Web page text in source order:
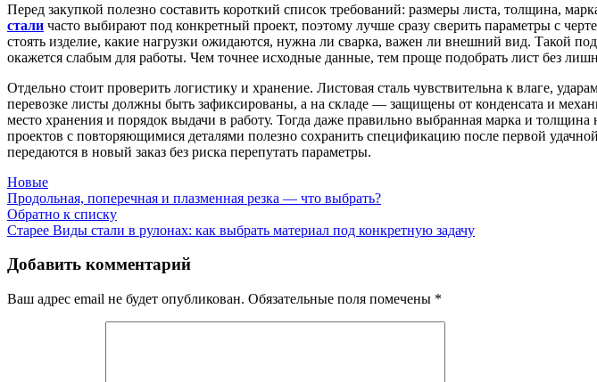
Перед закупкой полезно составить короткий список требований: размеры листа, толщина,
стали часто выбирают под конкретный проект, поэтому лучше сразу сверить параметры с
стоять изделие, какие нагрузки ожидаются, нужна ли сварка, важен ли внешний вид. Такой
окажется слабым для работы. Чем точнее исходные данные, тем проще подобрать лист без
Отдельно стоит проверить логистику и хранение. Листовая сталь чувствительна к влаге,
перевозке листы должны быть зафиксированы, а на складе — защищены от конденсата и
место хранения и порядок выдачи в работу. Тогда даже правильно выбранная марка и
проектов с повторяющимися деталями полезно сохранить спецификацию после первой
передаются в новый заказ без риска перепутать параметры.
Новые
Продольная, поперечная и плазменная резка — что выбрать?
Обратно к списку
Старее Виды стали в рулонах: как выбрать материал под конкретную задачу
Добавить комментарий
Ваш адрес email не будет опубликован. Обязательные поля помечены *